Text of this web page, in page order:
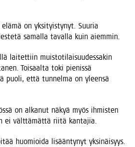
on yksi­tyis­ty­nyt. Suu­ria
samal­la taval­la kuin aiemmin.
lai­tet­tiin muis­to­ti­lai­suu­des­sa­kin
Toi­saal­ta toki pie­nis­sä
puo­li, että tun­nel­ma on yleen­sä
on alka­nut näkyä myös ihmis­ten
ei vält­tä­mät­tä rii­tä kantajia.
huo­mioi­da lisään­ty­nyt yksi­näi­syys.